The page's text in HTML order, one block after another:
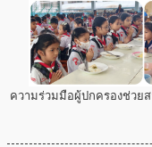
ความร่วมมือผู้ปกครองช่วย